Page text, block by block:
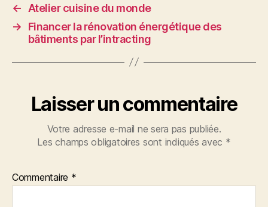
←
Atelier cuisine du monde
→
Financer la rénovation énergétique des
bâtiments par l’intracting
Laisser un commentaire
Votre adresse e-mail ne sera pas publiée.
Les champs obligatoires sont indiqués avec *
Commentaire *